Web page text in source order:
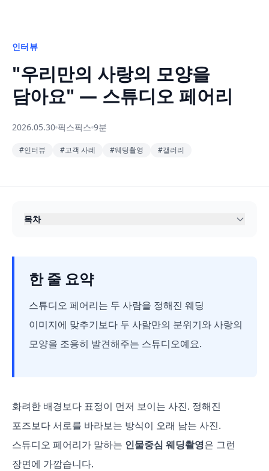
인터뷰
"우리만의 사랑의 모양을
담아요" — 스튜디오 페어리
2026.05.30 픽스픽스 9분
#인터뷰 #고객 사례 #웨딩촬영 #갤러리
목차
한 줄 요약
스튜디오 페어리는 두 사람을 정해진 웨딩
이미지에 맞추기보다 두 사람만의 분위기와 사랑의
모양을 조용히 발견해주는 스튜디오예요.
화려한 배경보다 표정이 먼저 보이는 사진. 정해진
포즈보다 서로를 바라보는 방식이 오래 남는 사진.
스튜디오 페어리가 말하는 인물중심 웨딩촬영은 그런
장면에 가깝습니다.